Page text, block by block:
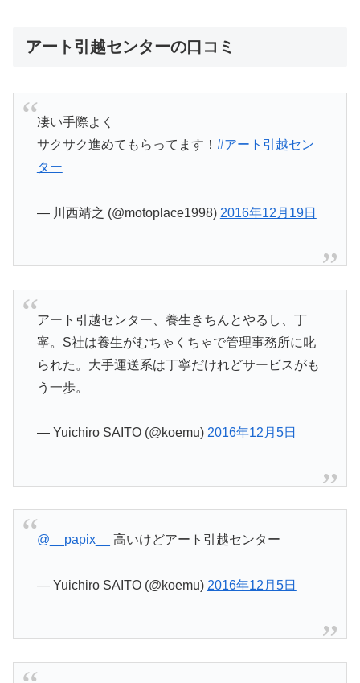
アート引越センターの口コミ
凄い手際よく
サクサク進めてもらってます！ #アート引越セン
ター
— 川西靖之 (@motoplace1998) 2016年12月19日
アート引越センター、養生きちんとやるし、丁
寧。S社は養生がむちゃくちゃで管理事務所に叱
られた。大手運送系は丁寧だけれどサービスがも
う一歩。
— Yuichiro SAITO (@koemu) 2016年12月5日
@__papix__ 高いけどアート引越センター
— Yuichiro SAITO (@koemu) 2016年12月5日